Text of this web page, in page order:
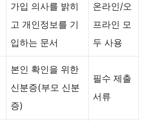
가입 의사를 밝히
고 개인정보를 기
입하는 문서
온라인/오
프라인 모
두 사용
본인 확인을 위한
신분증(부모 신분
증)
필수 제출
서류